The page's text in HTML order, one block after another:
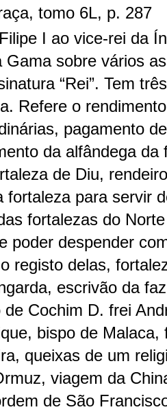
tomo 6L, p. 287
I ao vice-rei da
Gama sobre vários
“Rei”. Tem
Refere o
pagamento
da alfândega
de Diu,
fortaleza para servir
fortalezas do
poder despender
registo delas,
escrivão da
de Cochim D. frei
bispo de
queixas de um
viagem da
de São